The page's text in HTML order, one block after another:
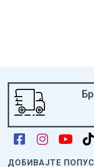
ДОБИВАЈТЕ